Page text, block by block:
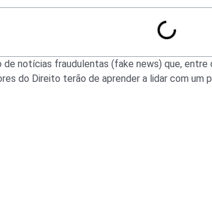
notícias fraudulentas (fake news) que, entre
do Direito terão de aprender a lidar com